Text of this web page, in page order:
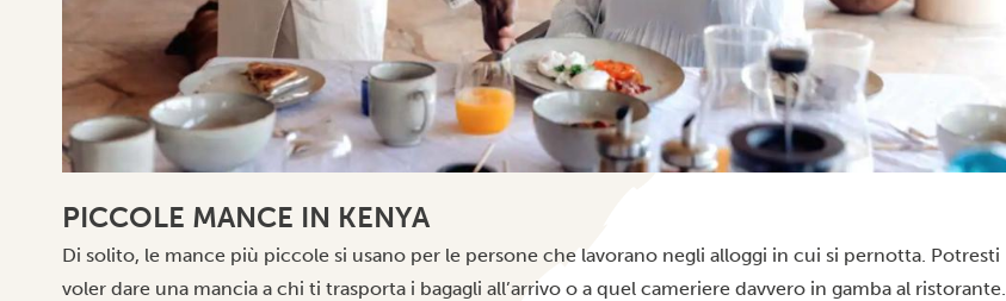
PICCOLE MANCE IN KENYA
Di solito, le mance più piccole si usano per le persone che lavorano negli alloggi in cui si pernotta. Potresti
voler dare una mancia a chi ti trasporta i bagagli all’arrivo o a quel cameriere davvero in gamba al ristorante.